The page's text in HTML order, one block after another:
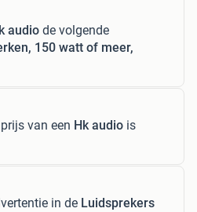
audio de volgende
150 watt of meer,
van een Hk audio is
in de Luidsprekers